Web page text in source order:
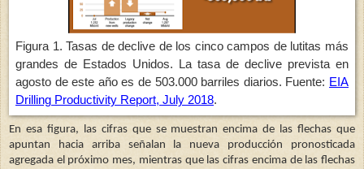
Figura 1. Tasas de declive de los cinco campos de lutitas más
grandes de Estados Unidos. La tasa de declive prevista en
agosto de este año es de 503.000 barriles diarios. Fuente: EIA
Drilling Productivity Report, July 2018.
En esa figura, las cifras que se muestran encima de las flechas que
apuntan hacia arriba señalan la nueva producción pronosticada
agregada el próximo mes, mientras que las cifras encima de las flechas